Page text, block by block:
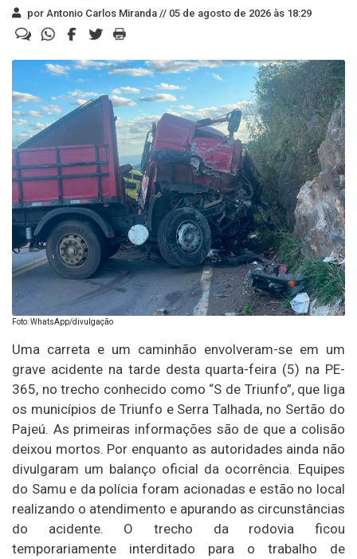
por Antonio Carlos Miranda // 05 de agosto de 2026 às 18:29
Foto: WhatsApp/divulgação
Uma carreta e um caminhão envolveram-se em um
grave acidente na tarde desta quarta-feira (5) na PE-
365, no trecho conhecido como “S de Triunfo”, que liga
os municípios de Triunfo e Serra Talhada, no Sertão do
Pajeú. As primeiras informações são de que a colisão
deixou mortos. Por enquanto as autoridades ainda não
divulgaram um balanço oficial da ocorrência. Equipes
do Samu e da polícia foram acionadas e estão no local
realizando o atendimento e apurando as circunstâncias
do acidente. O trecho da rodovia ficou
temporariamente interditado para o trabalho de